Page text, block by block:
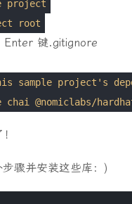
project
root
Enter 键.gitignore
project's
@nomiclabs/
骤并安装这些库：)